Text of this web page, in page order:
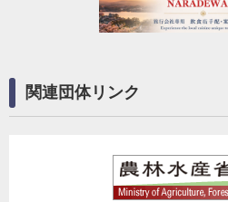
関連団体リンク